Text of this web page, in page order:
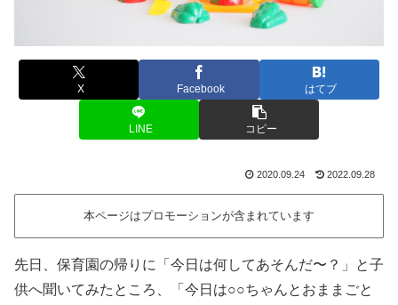
X Facebook はてブ
LINE コピー
2020.09.24 2022.09.28
本ページはプロモーションが含まれています
先日、保育園の帰りに「今日は何してあそんだ〜？」と子
供へ聞いてみたところ、「今日は○○ちゃんとおままごと